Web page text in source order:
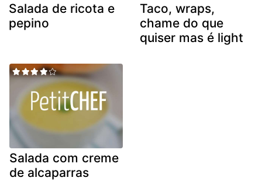
Salada de ricota e
pepino
Taco, wraps,
chame do que
quiser mas é light
Salada com creme
de alcaparras